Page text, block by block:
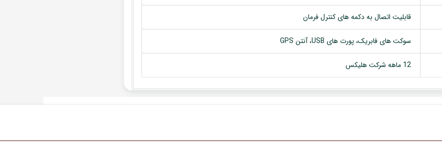
قابلیت اتصال به دکمه های کنترل فرمان
سوکت های فابریک، پورت های USB، آنتن GPS
12 ماهه شرکت هلیکس